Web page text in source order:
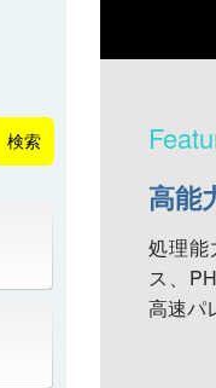
検索
高能
処理能
ス、
高速パ